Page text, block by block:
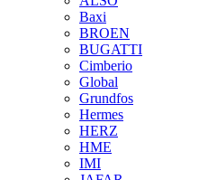
Baxi
BROEN
BUGATTI
Cimberio
Global
Grundfos
Hermes
HERZ
HME
IMI